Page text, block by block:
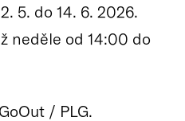
5. do 14. 6. 2026.
neděle od 14:00 do
/ PLG.